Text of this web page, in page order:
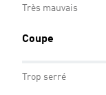
Très mauvais
Coupe
Trop serré